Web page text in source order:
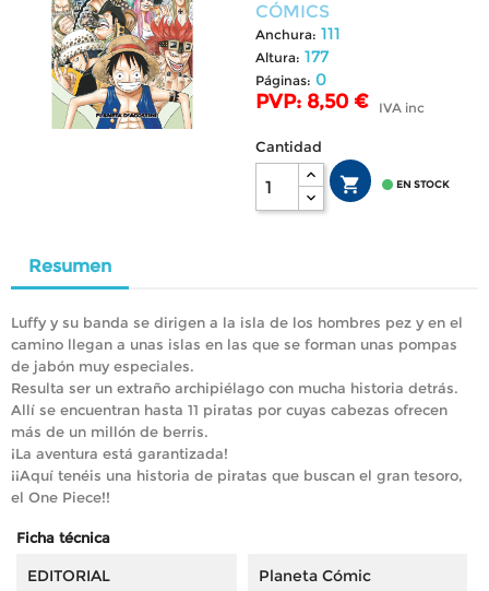
CÓMICS
Anchura: 111
Altura: 177
Páginas: 0
PVP: 8,50 € IVA inc
Cantidad
  EN STOCK
Resumen
Luffy y su banda se dirigen a la isla de los hombres pez y en el
camino llegan a unas islas en las que se forman unas pompas
de jabón muy especiales.
Resulta ser un extraño archipiélago con mucha historia detrás.
Allí se encuentran hasta 11 piratas por cuyas cabezas ofrecen
más de un millón de berris.
¡La aventura está garantizada!
¡¡Aquí tenéis una historia de piratas que buscan el gran tesoro,
el One Piece!!
Ficha técnica
EDITORIAL Planeta Cómic